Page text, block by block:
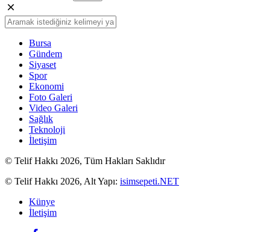
Bursa
Gündem
Siyaset
Spor
Ekonomi
Foto Galeri
Video Galeri
Sağlık
Teknoloji
İletişim
© Telif Hakkı 2026, Tüm Hakları Saklıdır
© Telif Hakkı 2026, Alt Yapı: isimsepeti.NET
Künye
İletişim